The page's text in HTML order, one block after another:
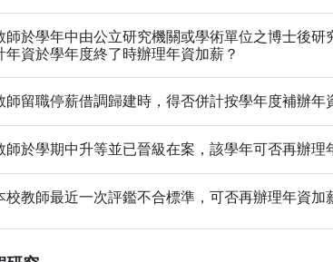
師於學年中由公立研究機關或學術單位之博士後
年資於學年度終了時辦理年資加薪？
師留職停薪借調歸建時，得否併計按學年度補辦年
師於學期中升等並已晉級在案，該學年可否再辦理
校教師最近一次評鑑不合標準，可否再辦理年資加